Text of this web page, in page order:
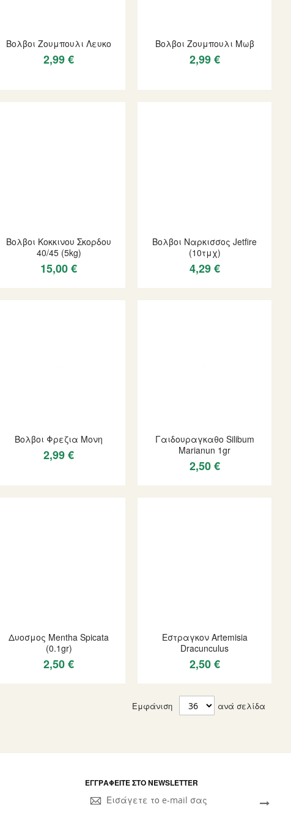
Βολβοι Ζουμπουλι Λευκο
2,99 €
Βολβοι Ζουμπουλι Μωβ
2,99 €
Βολβοι Κοκκινου Σκορδου
40/45 (5kg)
15,00 €
Βολβοι Ναρκισσος Jetfire
(10τμχ)
4,29 €
Βολβοι Φρεζια Μονη
2,99 €
Γαιδουραγκαθο Silibum
Marianun 1gr
2,50 €
Δυοσμος Mentha Spicata
(0.1gr)
2,50 €
Εστραγκον Artemisia
Dracunculus
2,50 €
Εμφάνιση ανά σελίδα
ΕΓΓΡΑΦΕΊΤΕ ΣΤΟ NEWSLETTER
Sign
Up